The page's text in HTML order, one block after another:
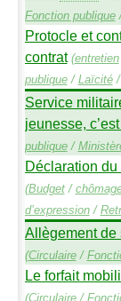
Fonction publique
Protocle et
contrat (entretien
publique/ Laïcité/
Service
jeunesse,
publique/
Déclaration
(Budget/
d’expression/
Allègement de
(Circulaire/
Le forfait
(Circulaire/